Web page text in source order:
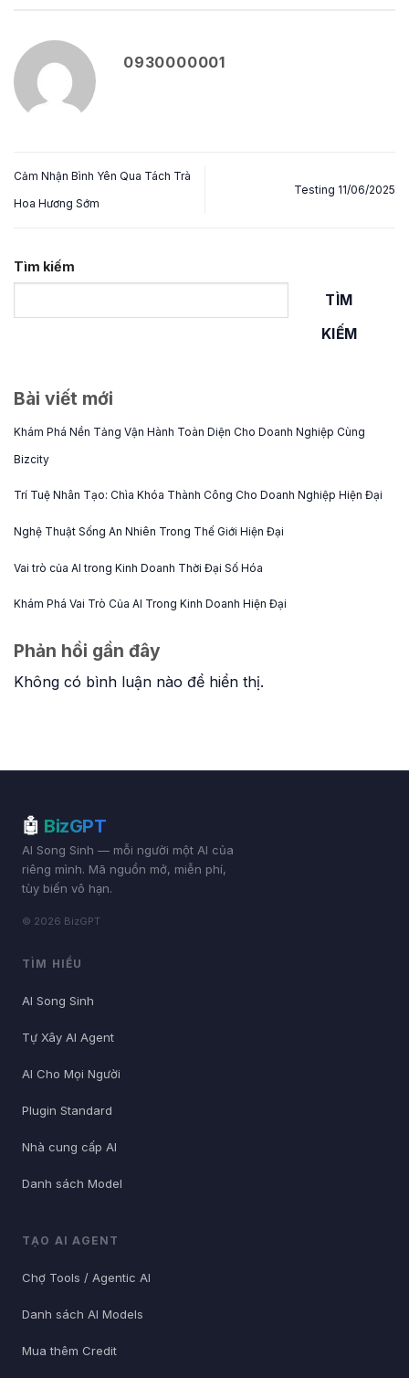
0930000001
Cảm Nhận Bình Yên Qua Tách Trà
Hoa Hương Sớm
Testing 11/06/2025
Tìm kiếm
TÌM
KIẾM
Bài viết mới
Khám Phá Nền Tảng Vận Hành Toàn Diện Cho Doanh Nghiệp Cùng
Bizcity
Trí Tuệ Nhân Tạo: Chìa Khóa Thành Công Cho Doanh Nghiệp Hiện Đại
Nghệ Thuật Sống An Nhiên Trong Thế Giới Hiện Đại
Vai trò của AI trong Kinh Doanh Thời Đại Số Hóa
Khám Phá Vai Trò Của AI Trong Kinh Doanh Hiện Đại
Phản hồi gần đây
Không có bình luận nào để hiển thị.
🤖 BizGPT
AI Song Sinh — mỗi người một AI của
riêng mình. Mã nguồn mở, miễn phí,
tùy biến vô hạn.
© 2026 BizGPT
TÌM HIỂU
AI Song Sinh
Tự Xây AI Agent
AI Cho Mọi Người
Plugin Standard
Nhà cung cấp AI
Danh sách Model
TẠO AI AGENT
Chợ Tools / Agentic AI
Danh sách AI Models
Mua thêm Credit